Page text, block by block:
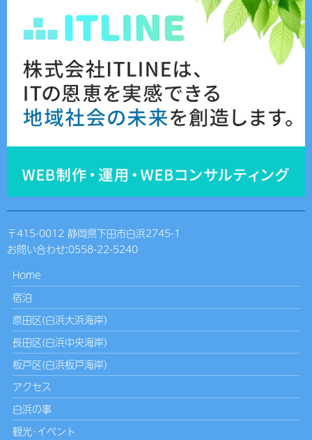
〒415-0012 静岡県下田市白浜2745-1
お問い合わせ:0558-22-5240
Home
宿泊
原田区(白浜大浜海岸)
長田区(白浜中央海岸)
板戸区(白浜板戸海岸)
アクセス
白浜の事
観光･イベント